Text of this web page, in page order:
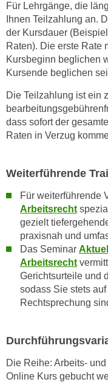
Für Lehrgänge, die
Ihnen Teilzahlung an.
der Kursdauer
Raten). Die erste Rate
Kursbeginn beglichen
Kursende beglichen
Die Teilzahlung ist ein
dass sofort der
Raten in Verzug
Weiterführende
Für weiterführende
Arbeitsrecht
gezielt
praxisnah und
Das Seminar
Arbeitsrecht
Gerichtsurteile und
sodass Sie stets
Rechtsprechung
Die Reihe: Arbeits-
Online Kurs gebucht
h
n
e
n
"
u
m
d
i
C
o
e
h
n